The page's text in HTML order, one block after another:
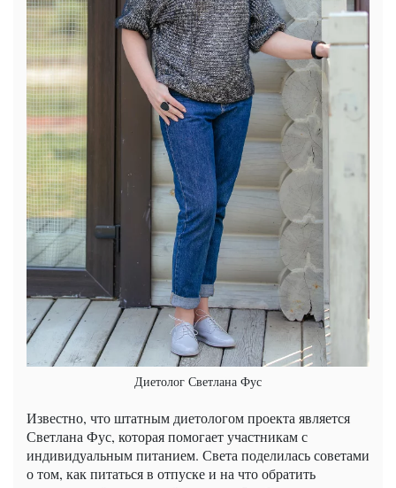
Диетолог Светлана Фус
Известно, что штатным диетологом проекта является
Светлана Фус, которая помогает участникам с
индивидуальным питанием. Света поделилась советами
о том, как питаться в отпуске и на что обратить